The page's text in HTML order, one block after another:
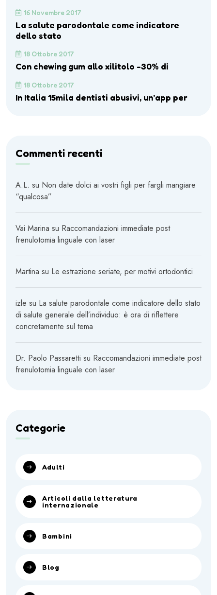
16 Novembre 2017
La salute parodontale come indicatore
dello stato
18 Ottobre 2017
Con chewing gum allo xilitolo -30% di
18 Ottobre 2017
In Italia 15mila dentisti abusivi, un’app per
Commenti recenti
A.L. su Non date dolci ai vostri figli per fargli mangiare
“qualcosa”
Vai Marina su Raccomandazioni immediate post
frenulotomia linguale con laser
Martina su Le estrazione seriate, per motivi ortodontici
izle su La salute parodontale come indicatore dello stato
di salute generale dell’individuo: è ora di riflettere
concretamente sul tema
Dr. Paolo Passaretti su Raccomandazioni immediate post
frenulotomia linguale con laser
Categorie
Adulti
Articoli dalla letteratura
internazionale
Bambini
Blog